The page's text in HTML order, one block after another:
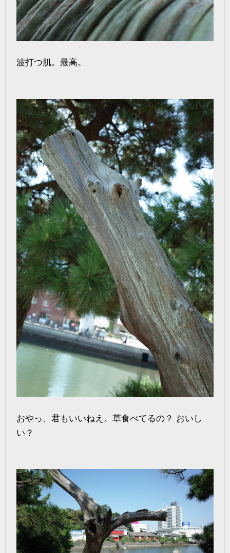
波打つ肌。最高。
おやっ、君もいいねえ。草食べてるの？ おいし
い？